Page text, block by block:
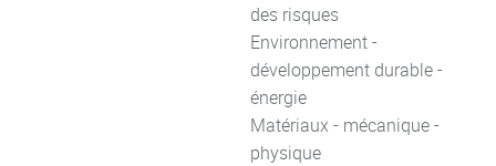
des risques
Environnement -
développement durable -
énergie
Matériaux - mécanique -
physique